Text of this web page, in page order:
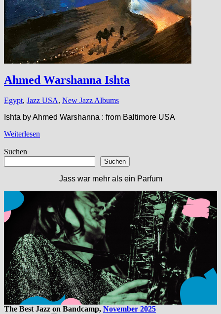
Ahmed Warshanna Ishta
Egypt, Jazz USA, New Jazz Albums
Ishta by Ahmed Warshanna : from Baltimore USA
Weiterlesen
Suchen
Suchen
Jass war mehr als ein Parfum
The Best Jazz on Bandcamp, November 2025